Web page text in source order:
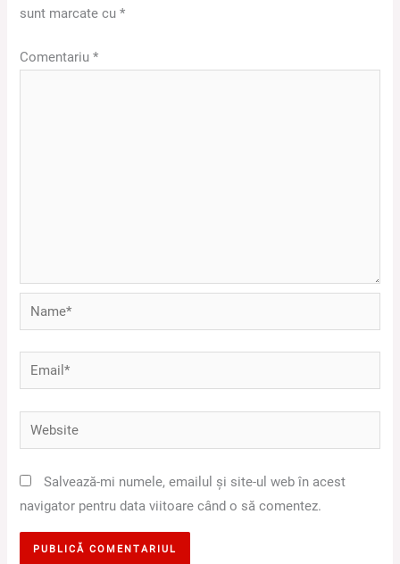
sunt marcate cu*
Comentariu*
Name*
Email*
Website
Salvează-mi numele, emailul și site-ul web în acest
navigator pentru data viitoare când o să comentez.